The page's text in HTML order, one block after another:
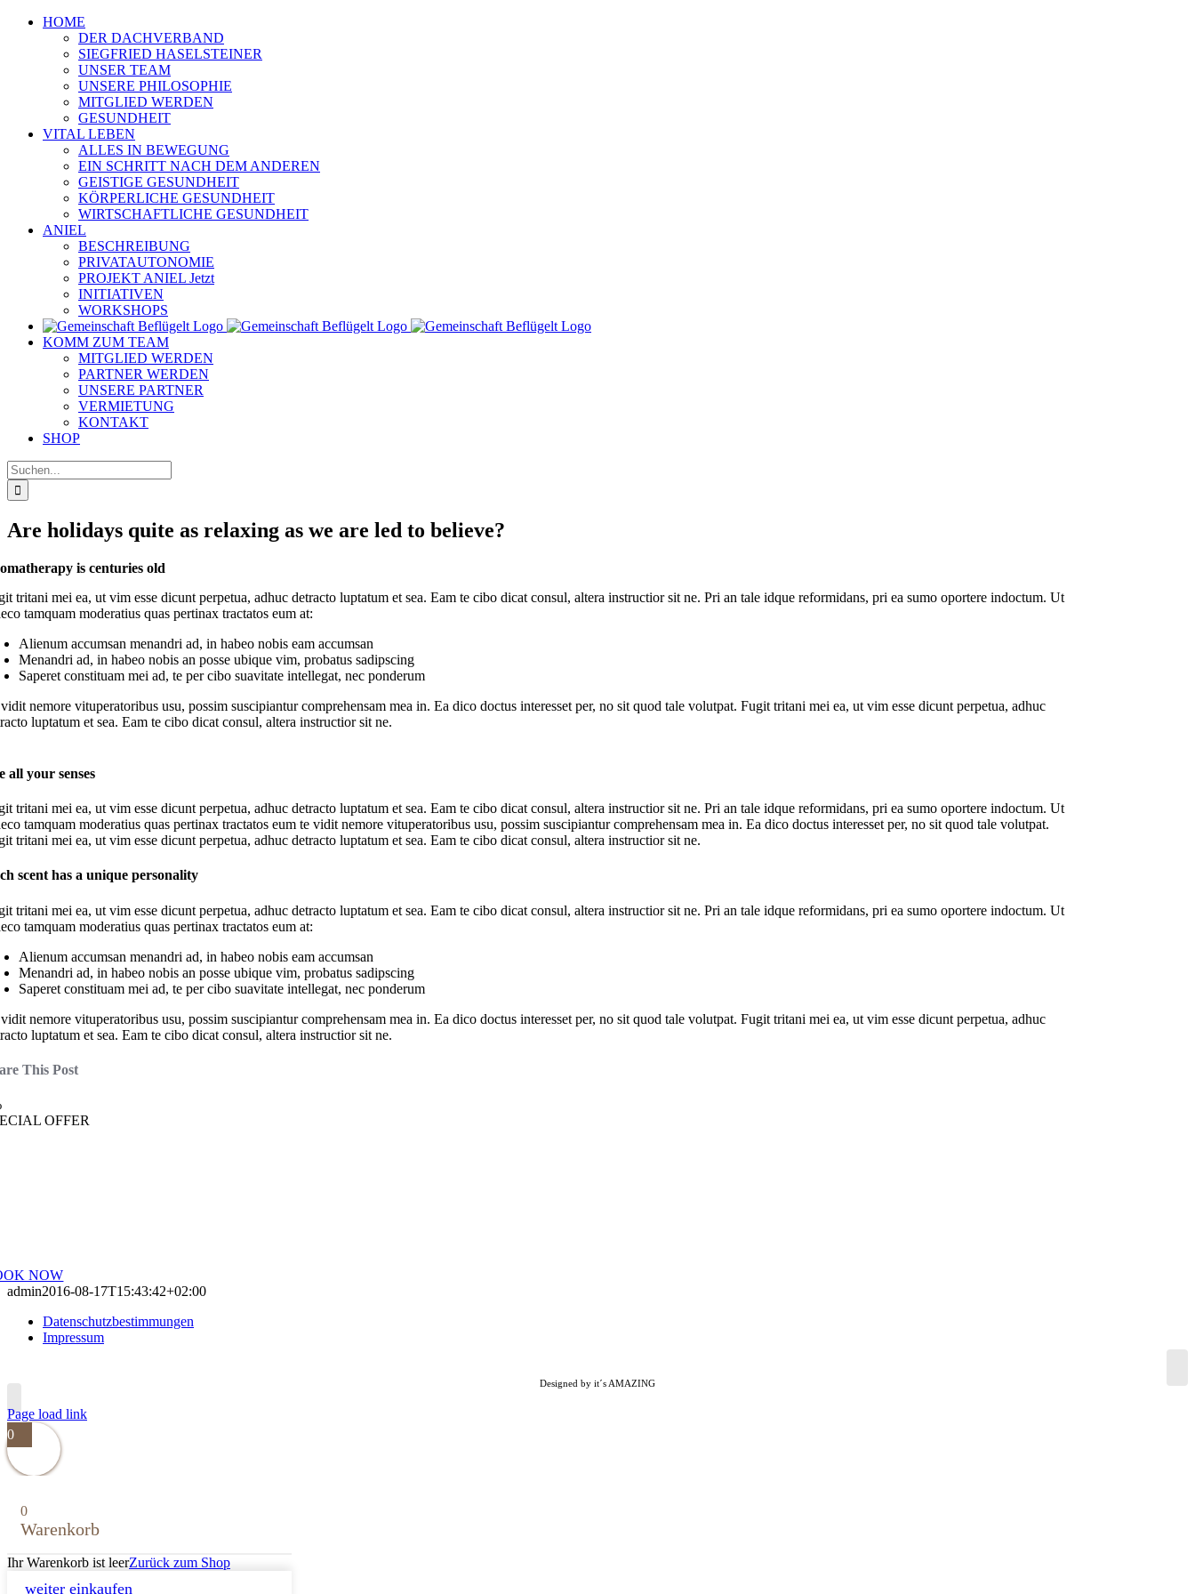
Zum
HOME
DER DACHVERBAND
SIEGFRIED HASELSTEINER
UNSER TEAM
UNSERE PHILOSOPHIE
MITGLIED WERDEN
GESUNDHEIT
VITAL LEBEN
ALLES IN BEWEGUNG
EIN SCHRITT NACH DEM ANDEREN
GEISTIGE GESUNDHEIT
KÖRPERLICHE GESUNDHEIT
WIRTSCHAFTLICHE GESUNDHEIT
ANIEL
BESCHREIBUNG
PRIVATAUTONOMIE
PROJEKT ANIEL Jetzt
INITIATIVEN
WORKSHOPS
KOMM ZUM TEAM
MITGLIED WERDEN
PARTNER WERDEN
UNSERE PARTNER
VERMIETUNG
KONTAKT
SHOP
Suche
nach:
Are holidays quite as relaxing as we are led to believe?
is centuries old
tritani mei ea, ut vim esse dicunt perpetua, adhuc detracto luptatum et sea. Eam te cibo dicat consul, altera instructior sit ne. Pri an tale idque reformidans, pri ea sumo oportere indoctum. Ut
tamquam moderatius quas pertinax tractatos eum at:
Alienum accumsan menandri ad, in habeo nobis eam accumsan
Menandri ad, in habeo nobis an posse ubique vim, probatus sadipscing
Saperet constituam mei ad, te per cibo suavitate intellegat, nec ponderum
nemore vituperatoribus usu, possim suscipiantur comprehensam mea in. Ea dico doctus interesset per, no sit quod tale volutpat. Fugit tritani mei ea, ut vim esse dicunt perpetua, adhuc
luptatum et sea. Eam te cibo dicat consul, altera instructior sit ne.
all your senses
tritani mei ea, ut vim esse dicunt perpetua, adhuc detracto luptatum et sea. Eam te cibo dicat consul, altera instructior sit ne. Pri an tale idque reformidans, pri ea sumo oportere indoctum. Ut
tamquam moderatius quas pertinax tractatos eum te vidit nemore vituperatoribus usu, possim suscipiantur comprehensam mea in. Ea dico doctus interesset per, no sit quod tale volutpat.
tritani mei ea, ut vim esse dicunt perpetua, adhuc detracto luptatum et sea. Eam te cibo dicat consul, altera instructior sit ne.
scent has a unique personality
tritani mei ea, ut vim esse dicunt perpetua, adhuc detracto luptatum et sea. Eam te cibo dicat consul, altera instructior sit ne. Pri an tale idque reformidans, pri ea sumo oportere indoctum. Ut
tamquam moderatius quas pertinax tractatos eum at:
Alienum accumsan menandri ad, in habeo nobis eam accumsan
Menandri ad, in habeo nobis an posse ubique vim, probatus sadipscing
Saperet constituam mei ad, te per cibo suavitate intellegat, nec ponderum
nemore vituperatoribus usu, possim suscipiantur comprehensam mea in. Ea dico doctus interesset per, no sit quod tale volutpat. Fugit tritani mei ea, ut vim esse dicunt perpetua, adhuc
luptatum et sea. Eam te cibo dicat consul, altera instructior sit ne.
This Post
OFFER
NOW
admin2016-08-17T15:43:42+02:00
Datenschutzbestimmungen
Impressum
Designed by it´s AMAZING
Page load link
0
0
Warenkorb
Ihr Warenkorb ist leerZurück zum Shop
weiter einkaufen